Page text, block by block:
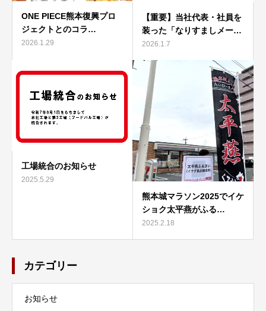
ONE PIECE熊本復興プロ
ジェクトとのコラ…
2026.1.29
【重要】当社代表・社員を
装った「なりすましメー…
2026.1.7
工場統合のお知らせ
2025.5.29
熊本城マラソン2025でイケ
ショク太平燕がふる…
2025.2.18
カテゴリー
お知らせ